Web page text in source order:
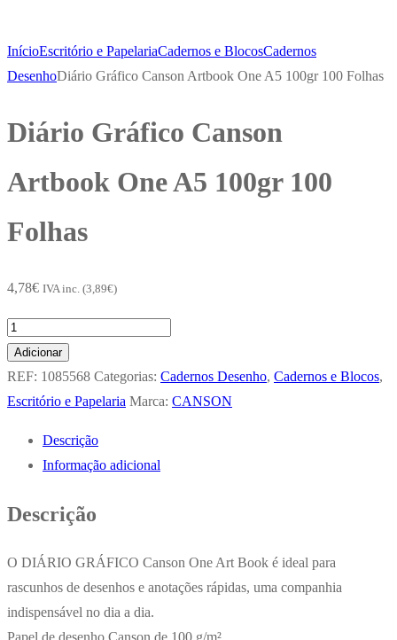
InícioEscritório e PapelariaCadernos e BlocosCadernos
DesenhoDiário Gráfico Canson Artbook One A5 100gr 100 Folhas
Diário Gráfico Canson
Artbook One A5 100gr 100
Folhas
4,78€ IVA inc. (3,89€)
Quantidade
de
Diário
Gráfico
Artbook
100gr
Adicionar
REF: 1085568 Categorias: Cadernos Desenho, Cadernos e Blocos,
Escritório e Papelaria Marca: CANSON
Descrição
Informação adicional
Descrição
O DIÁRIO GRÁFICO Canson One Art Book é ideal para
rascunhos de desenhos e anotações rápidas, uma companhia
indispensável no dia a dia.
Papel de desenho Canson de 100 g/m².